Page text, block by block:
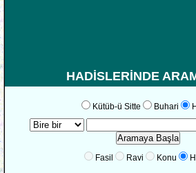
HADİSLERİNDE
Kütüb-ü Sitte Buhari
Fasil Ravi Konu